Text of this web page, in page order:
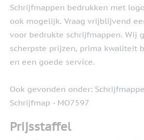
Schrijfmappen bedrukken met
ook mogelijk. Vraag vrijblijvend
voor bedrukte schrijfmappen. Wij
scherpste prijzen, prima kwaliteit
en een goede service.
Ook gevonden onder:
Schrijfmap - MO7597
Prijsstaffel